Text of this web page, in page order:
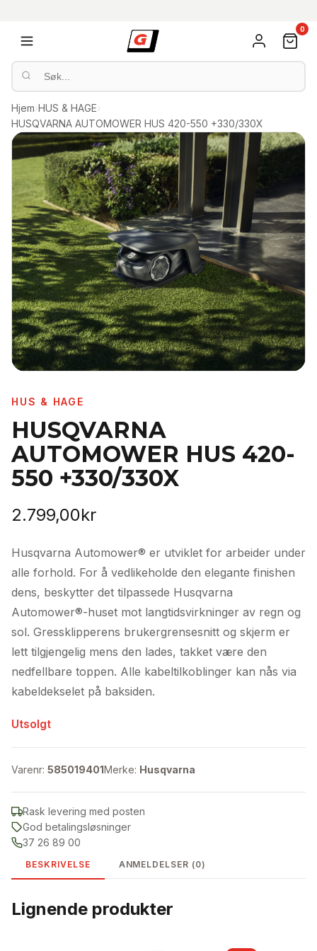
0
Hjem›HUS & HAGE›
HUSQVARNA AUTOMOWER HUS 420-550 +330/330X
HUS & HAGE
HUSQVARNA
AUTOMOWER HUS 420-
550 +330/330X
2.799,00kr
Husqvarna Automower® er utviklet for arbeider under
alle forhold. For å vedlikeholde den elegante finishen
dens, beskytter det tilpassede Husqvarna
Automower®-huset mot langtidsvirkninger av regn og
sol. Gressklipperens brukergrensesnitt og skjerm er
lett tilgjengelig mens den lades, takket være den
nedfellbare toppen. Alle kabeltilkoblinger kan nås via
kabeldekselet på baksiden.
Utsolgt
Varenr: 585019401Merke: Husqvarna
Rask levering med posten
God betalingsløsninger
37 26 89 00
BESKRIVELSE ANMELDELSER (0)
Lignende produkter